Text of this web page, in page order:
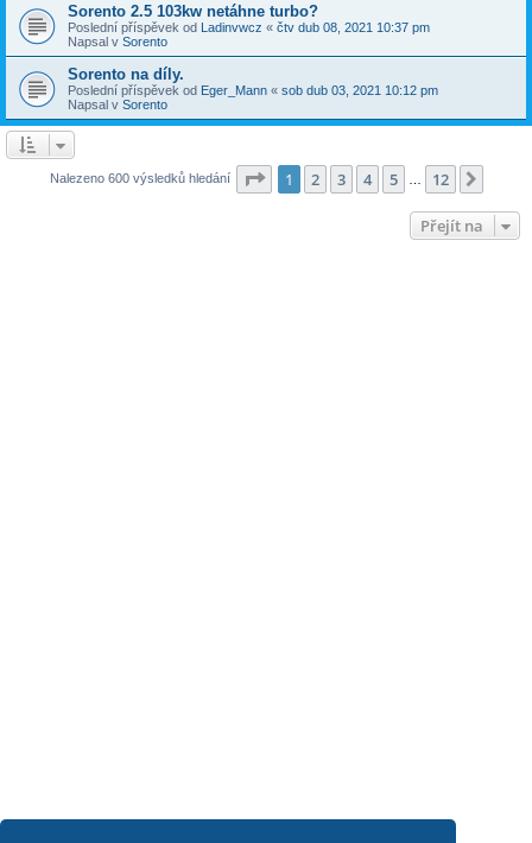
Sorento 2.5 103kw netáhne turbo?
Poslední příspěvek od Ladinvwcz « čtv dub 08, 2021 10:37 pm
Napsal v Sorento
Sorento na díly.
Poslední příspěvek od Eger_Mann « sob dub 03, 2021 10:12 pm
Napsal v Sorento
Nalezeno 600 výsledků hledání Stránka z 12
1 2 3 4 5 12
Přejít na